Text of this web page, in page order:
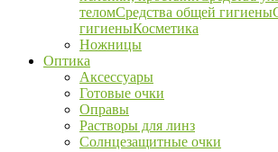
теломСредства общей гигиены
гигиеныКосметика
Ножницы
Оптика
Аксессуары
Готовые очки
Оправы
Растворы для линз
Солнцезащитные очки